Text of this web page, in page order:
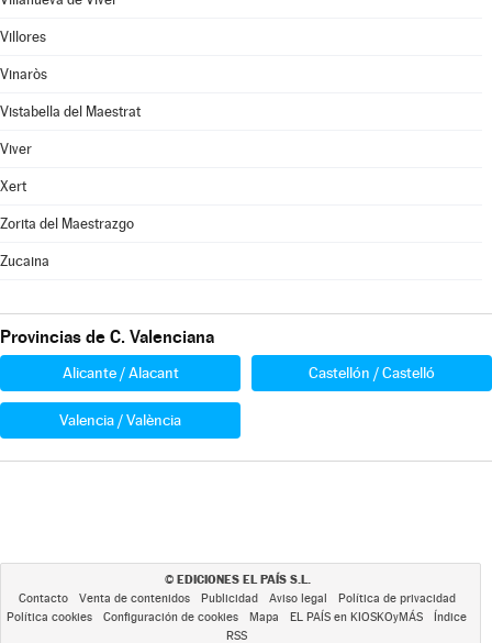
Villores
Vinaròs
Vistabella del Maestrat
Viver
Xert
Zorita del Maestrazgo
Zucaina
Provincias de C. Valenciana
Alicante / Alacant Castellón / Castelló
Valencia / València
© EDICIONES EL PAÍS S.L.
Contacto Venta de contenidos Publicidad Aviso legal
Política de privacidad
Política cookies
Configuración de cookies Mapa EL PAÍS en KIOSKOyMÁS
Índice
RSS